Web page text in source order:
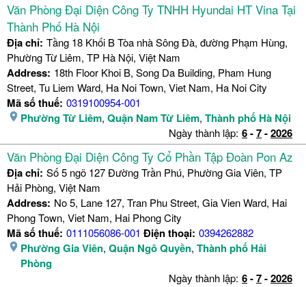
Văn Phòng Đại Diện Công Ty TNHH Hyundai HT Vina Tại
Thành Phố Hà Nội
Địa chỉ: Tầng 18 Khối B Tòa nhà Sông Đà, đường Phạm Hùng,
Phường Từ Liêm, TP Hà Nội, Việt Nam
Address: 18th Floor Khoi B, Song Da Building, Pham Hung
Street, Tu Liem Ward, Ha Noi Town, Viet Nam, Ha Noi City
Mã số thuế: 0319100954-001
Phường Từ Liêm, Quận Nam Từ Liêm, Thành phố Hà Nội
Ngày thành lập: 6-7-2026
Văn Phòng Đại Diện Công Ty Cổ Phần Tập Đoàn Pon Az
Địa chỉ: Số 5 ngõ 127 Đường Trần Phú, Phường Gia Viên, TP
Hải Phòng, Việt Nam
Address: No 5, Lane 127, Tran Phu Street, Gia Vien Ward, Hai
Phong Town, Viet Nam, Hai Phong City
Mã số thuế: 0111056086-001 Điện thoại: 0394262882
Phường Gia Viên, Quận Ngô Quyền, Thành phố Hải
Phòng
Ngày thành lập: 6-7-2026